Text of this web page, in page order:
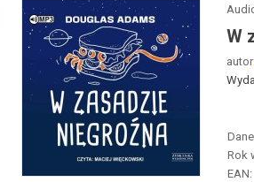
W
autor:
Rok
EAN: